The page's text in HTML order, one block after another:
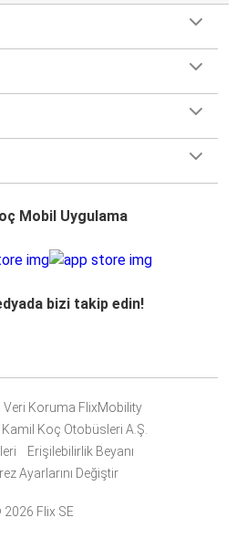
Mobil Uygulama
bizi takip edin!
Veri Koruma FlixMobility
Koç Otobüsleri A.Ş.
Erişilebilirlik Beyanı
Ayarlarını Değiştir
Flix SE